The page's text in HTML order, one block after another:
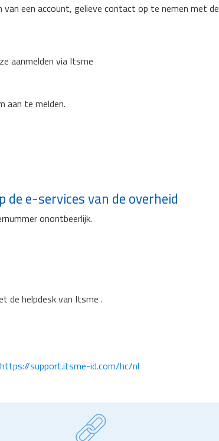
een account, gelieve contact op te nemen met de
aanmelden via Itsme
aan te melden.
de e-services van de overheid
onontbeerlijk.
de helpdesk van Itsme .
https://support.itsme-id.com/hc/nl